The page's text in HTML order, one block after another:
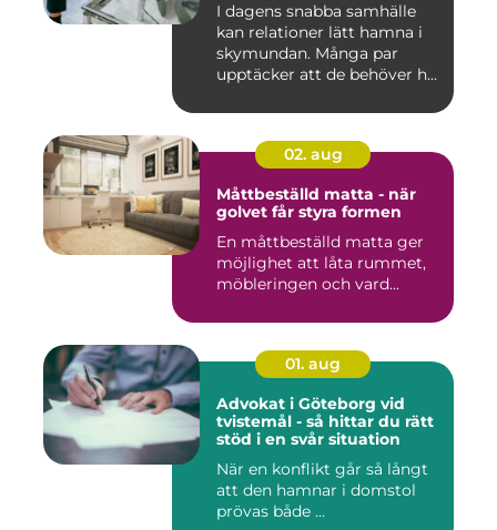
I dagens snabba samhälle
kan relationer lätt hamna i
skymundan. Många par
upptäcker att de behöver h...
02. aug
Måttbeställd matta - när
golvet får styra formen
En måttbeställd matta ger
möjlighet att låta rummet,
möbleringen och vard...
01. aug
Advokat i Göteborg vid
tvistemål - så hittar du rätt
stöd i en svår situation
När en konflikt går så långt
att den hamnar i domstol
prövas både ...